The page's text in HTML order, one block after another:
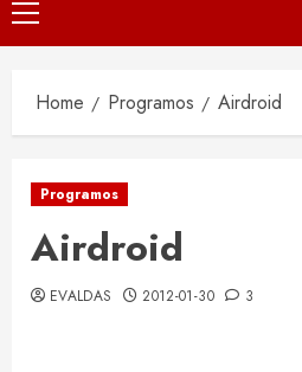
Primary
Menu
Home Programos Airdroid
Programos
Airdroid
EVALDAS 2012-01-30 3